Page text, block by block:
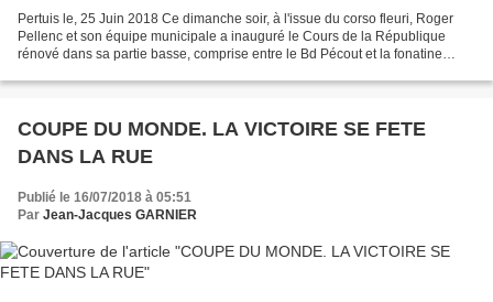
Pertuis le, 25 Juin 2018 Ce dimanche soir, à l'issue du corso fleuri, Roger
Pellenc et son équipe municipale a inauguré le Cours de la République
rénové dans sa partie basse, comprise entre le Bd Pécout et la fonatine
COUPE DU MONDE. LA VICTOIRE SE FETE
DANS LA RUE
Publié le 16/07/2018 à 05:51
Par Jean-Jacques GARNIER